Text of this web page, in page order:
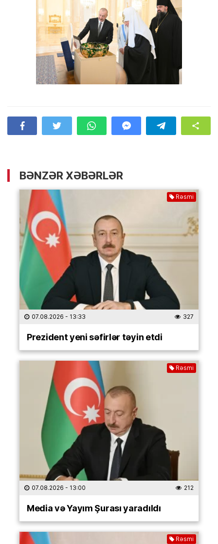
BƏNZƏR XƏBƏRLƏR
Rəsmi
07.08.2026 - 13:33 327
Prezident yeni səfirlər təyin etdi
Rəsmi
07.08.2026 - 13:00 212
Media və Yayım Şurası yaradıldı
Rəsmi